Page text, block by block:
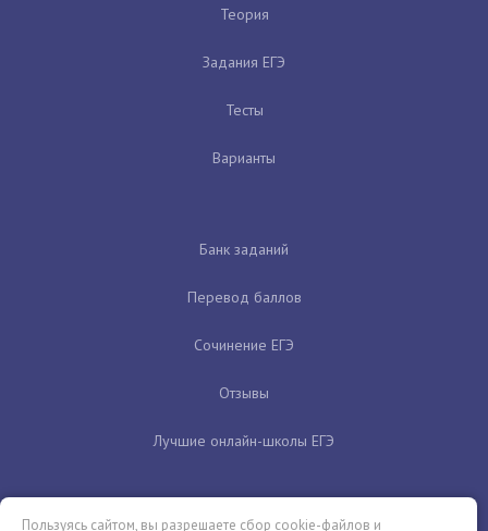
Теория
Задания ЕГЭ
Тесты
Варианты
Банк заданий
Перевод баллов
Сочинение ЕГЭ
Отзывы
Лучшие онлайн-школы ЕГЭ
Пользуясь сайтом, вы разрешаете сбор cookie-файлов и